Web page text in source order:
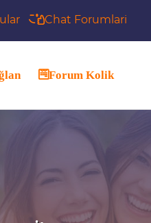
Chat Forumlari
Forum Kolik